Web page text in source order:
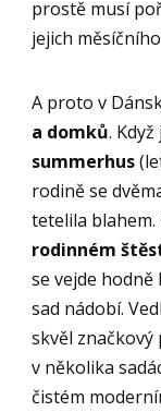
prostě musí
jejich
A proto v
a domků.
summerhus
rodině se
tetelila
rodinném
se vejde
sad nádobí.
skvěl značkový
v několika
čistém